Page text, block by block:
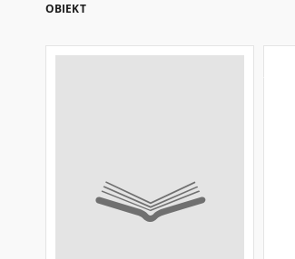
OBIEKT